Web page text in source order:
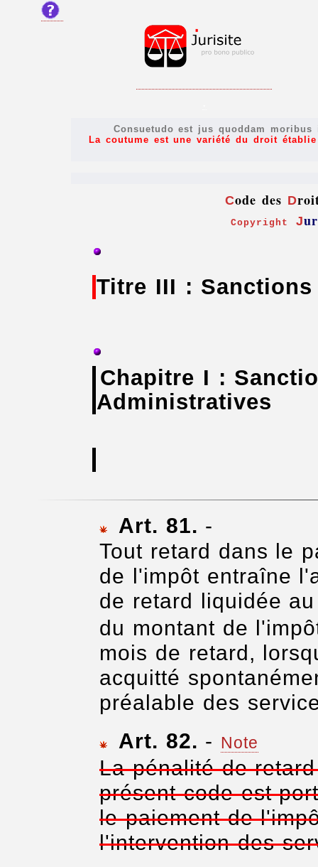
Consuetudo est jus quoddam
La coutume est une variété du droit
Code des D
Copyright J
Titre III :
Chapitre I :
Administratives
Art. 81. -
Tout retard dans le
de l'impôt entraîne
de retard liquidée
du montant de
mois de retard,
acquitté
préalable des
Art. 82. - Note
La pénalité de
présent code est
le paiement de
l'intervention des